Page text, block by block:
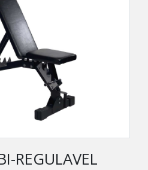
REGULAVEL